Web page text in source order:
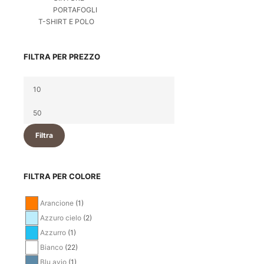
PORTAFOGLI
T-SHIRT E POLO
FILTRA PER PREZZO
Filtra
FILTRA PER COLORE
Arancione (1)
Azzuro cielo (2)
Azzurro (1)
Bianco (22)
Blu avio (1)